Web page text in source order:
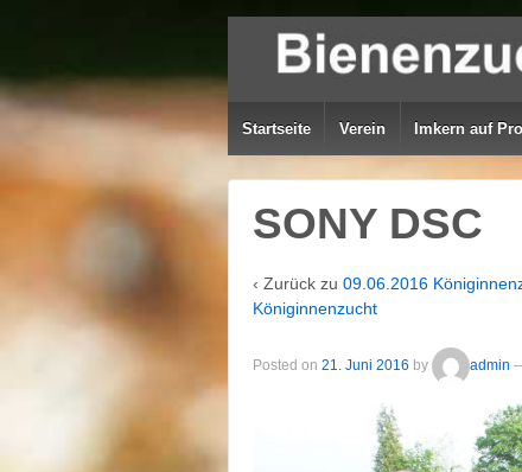
Startseite Verein Imkern auf
SONY DSC
‹ Zurück zu 09.06.2016
Königinnenzucht
Posted on 21. Juni 2016 by admin